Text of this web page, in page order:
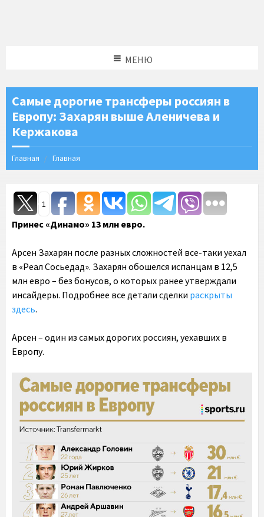
МЕНЮ
Самые дорогие трансферы россиян в
Европу: Захарян выше Аленичева и
Кержакова
Главная Главная
1
Принес «Динамо» 13 млн евро.
Арсен Захарян после разных сложностей все-таки уехал
в «Реал Сосьедад». Захарян обошелся испанцам в 12,5
млн евро – без бонусов, о которых ранее утверждали
инсайдеры. Подробнее все детали сделки раскрыты
здесь.
Арсен – один из самых дорогих россиян, уехавших в
Европу.